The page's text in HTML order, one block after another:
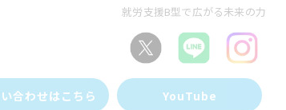
就労支援B型で広がる未来の力
合わせはこちら
YouTube